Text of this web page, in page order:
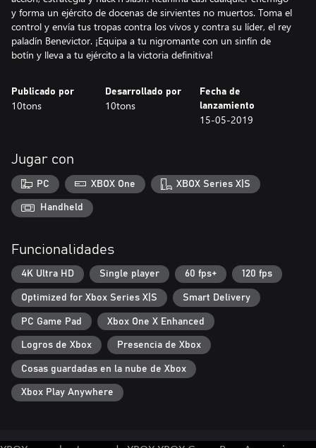
y forma un ejército de docenas de sirvientes no muertos. Toma el
control y envía tus tropas contra los vivos y contra su líder, el rey
paladín Benevictor. ¡Equipa a tu nigromante con un sinfín de
botín y lleva a tu ejército a la victoria definitiva!
Publicado por
10tons
Desarrollado por
10tons
Fecha de
lanzamiento
15-05-2019
Jugar con
PC XBOX One XBOX Series X|S
Handheld
Funcionalidades
4K Ultra HD Single player 60 fps+ 120 fps
Optimized for Xbox Series X|S Smart Delivery
PC Game Pad Xbox One X Enhanced
Logros de Xbox Presencia de Xbox
Cosas guardadas en la nube de Xbox
Xbox Play Anywhere